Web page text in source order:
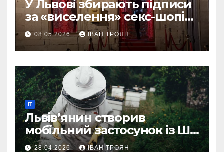
У Львові збирають підписи
за «виселення» секс-шопів
із центру міста
08.05.2026 ІВАН ТРОЯН
IT
Львів’янин створив
мобільний застосунок із ШІ-
асистентом для бджолярів
28.04.2026 ІВАН ТРОЯН